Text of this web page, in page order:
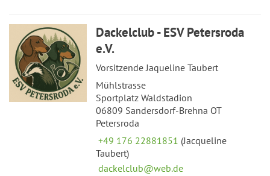
Dackelclub - ESV Petersroda
e.V.
Vorsitzende Jaqueline Taubert
Mühlstrasse
Sportplatz Waldstadion
06809 Sandersdorf-Brehna OT
Petersroda
+49 176 22881851 (Jacqueline
Taubert)
dackelclub@web.de